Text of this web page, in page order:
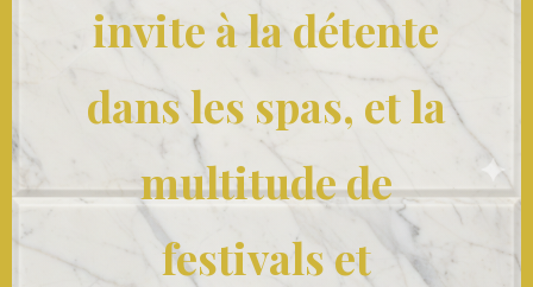
invite à la détente
dans les spas, et la
multitude de
festivals et